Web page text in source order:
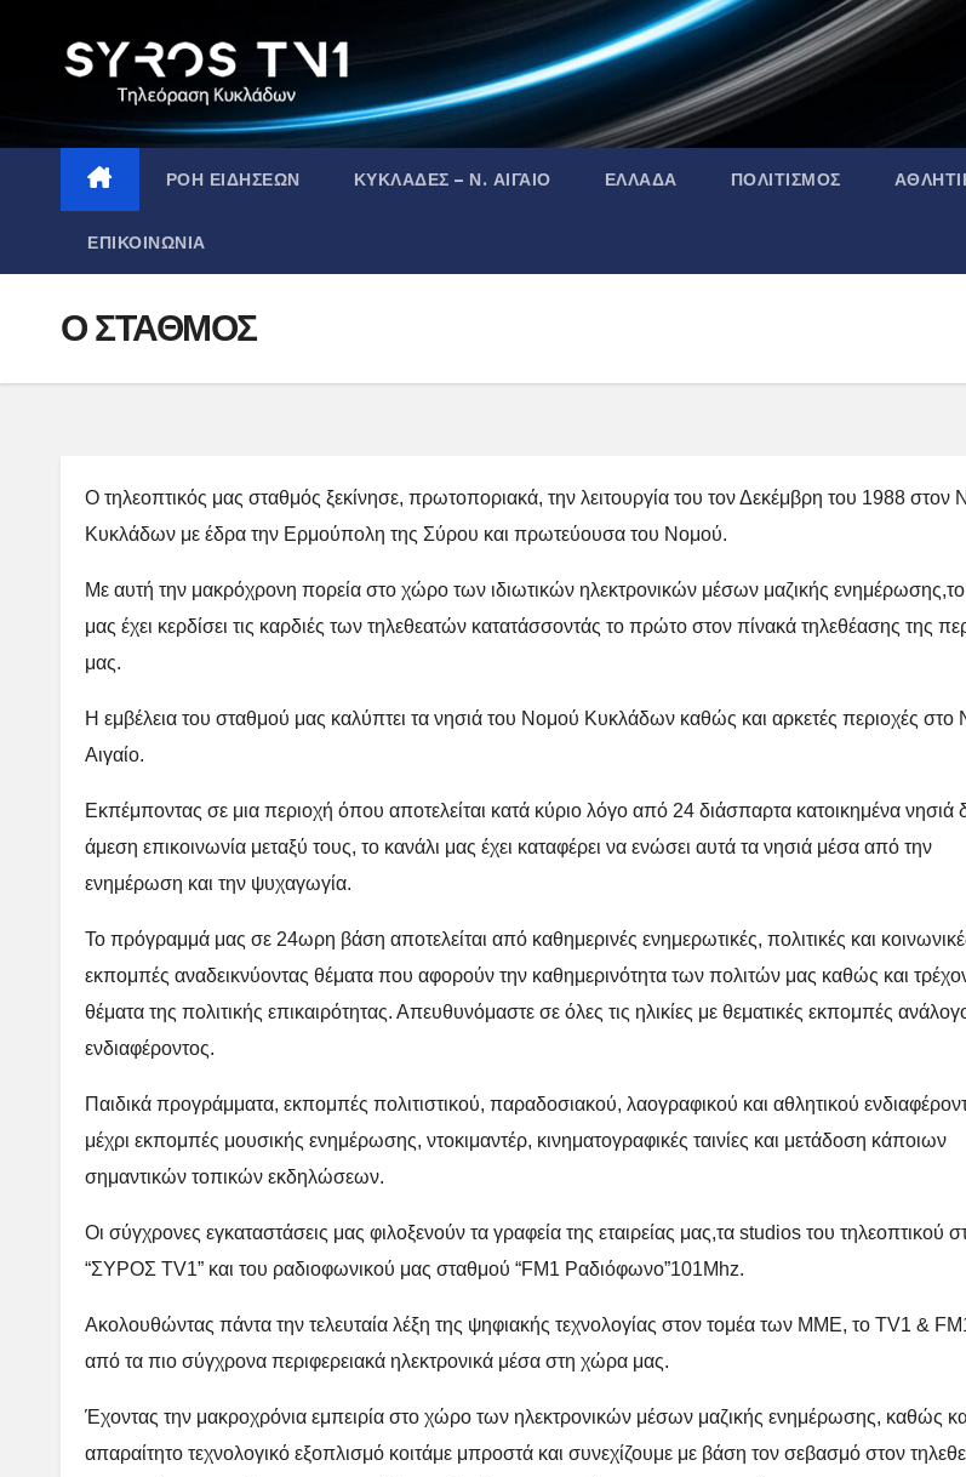
ΡΟΗ ΕΙΔΗΣΕΩΝ ΚΥΚΛΑΔΕΣ – Ν. ΑΙΓΑΙΟ ΕΛΛΑΔΑ ΠΟΛΙΤΙΣΜΟΣ
ΕΠΙΚΟΙΝΩΝΙΑ
Ο ΣΤΑΘΜΟΣ
Ο τηλεοπτικός μας σταθμός ξεκίνησε, πρωτοποριακά, την λειτουργία του τον Δεκέμβρη του 1988 στον
Κυκλάδων με έδρα την Ερμούπολη της Σύρου και πρωτεύουσα του Νομού.
Με αυτή την μακρόχρονη πορεία στο χώρο των ιδιωτικών ηλεκτρονικών μέσων μαζικής ενημέρωσης,το
μας έχει κερδίσει τις καρδιές των τηλεθεατών κατατάσσοντάς το πρώτο στον πίνακά τηλεθέασης της
μας.
Η εμβέλεια του σταθμού μας καλύπτει τα νησιά του Νομού Κυκλάδων καθώς και αρκετές περιοχές στο
Αιγαίο.
Εκπέμποντας σε μια περιοχή όπου αποτελείται κατά κύριο λόγο από 24 διάσπαρτα κατοικημένα νησιά
άμεση επικοινωνία μεταξύ τους, το κανάλι μας έχει καταφέρει να ενώσει αυτά τα νησιά μέσα από την
ενημέρωση και την ψυχαγωγία.
Το πρόγραμμά μας σε 24ωρη βάση αποτελείται από καθημερινές ενημερωτικές, πολιτικές και
εκπομπές αναδεικνύοντας θέματα που αφορούν την καθημερινότητα των πολιτών μας καθώς και
θέματα της πολιτικής επικαιρότητας. Απευθυνόμαστε σε όλες τις ηλικίες με θεματικές εκπομπές
ενδιαφέροντος.
Παιδικά προγράμματα, εκπομπές πολιτιστικού, παραδοσιακού, λαογραφικού και αθλητικού
μέχρι εκπομπές μουσικής ενημέρωσης, ντοκιμαντέρ, κινηματογραφικές ταινίες και μετάδοση κάποιων
σημαντικών τοπικών εκδηλώσεων.
Οι σύγχρονες εγκαταστάσεις μας φιλοξενούν τα γραφεία της εταιρείας μας,τα studios του τηλεοπτικού
“ΣΥΡΟΣ ΤV1” και του ραδιοφωνικού μας σταθμού “FM1 Ραδιόφωνο”101Mhz.
Ακολουθώντας πάντα την τελευταία λέξη της ψηφιακής τεχνολογίας στον τομέα των ΜΜΕ, το TV1 & FM1
από τα πιο σύγχρονα περιφερειακά ηλεκτρονικά μέσα στη χώρα μας.
Έχοντας την μακροχρόνια εμπειρία στο χώρο των ηλεκτρονικών μέσων μαζικής ενημέρωσης, καθώς
απαραίτητο τεχνολογικό εξοπλισμό κοιτάμε μπροστά και συνεχίζουμε με βάση τον σεβασμό στον